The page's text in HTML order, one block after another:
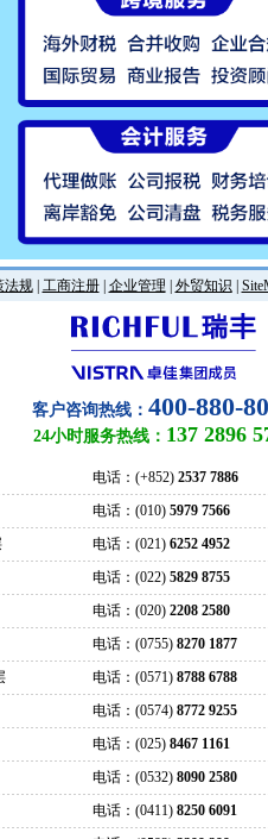
法规| 工商注册| 企业管理 外贸知识
客户咨询热线： 400-880-
24小时服务热线： 137 2896
电话：(+852) 2537 7886
电话：(010) 5979 7566
电话：(021) 6252 4952
电话：(022) 5829 8755
电话：(020) 2208 2580
电话：(0755) 8270 1877
电话：(0571) 8788 6788
电话：(0574) 8772 9255
电话：(025) 8467 1161
电话：(0532) 8090 2580
电话：(0411) 8250 6091